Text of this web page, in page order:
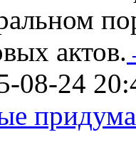
актов.
08-24